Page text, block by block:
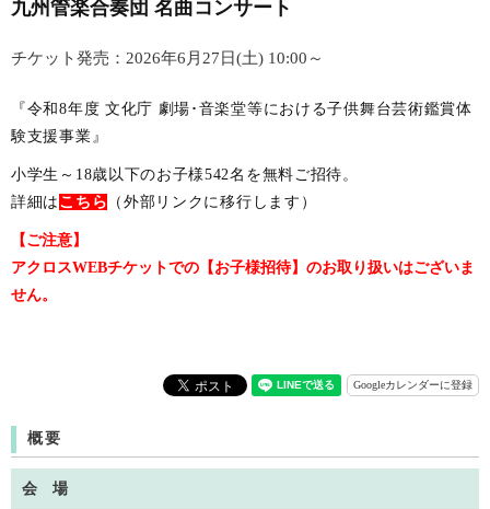
九州管楽合奏団 名曲コンサート
チケット発売：2026年6月27日(土) 10:00～
『令和8年度 文化庁 劇場･音楽堂等における子供舞台芸術鑑賞体
験支援事業』
小学生～18歳以下のお子様542名を無料ご招待。
詳細は こちら （外部リンクに移行します）
【ご注意】
アクロスWEBチケットでの【お子様招待】のお取り扱いはございま
せん。
Googleカレンダーに登録
概要
会 場